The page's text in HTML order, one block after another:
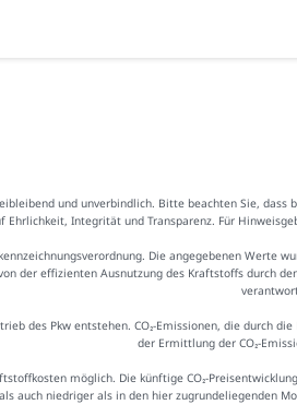
und unverbindlich. Bitte beachten Sie,
Ehrlichkeit, Integrität und Transparenz. Für
Die angegebenen Werte
der effizienten Ausnutzung des Kraftstoffs durch
des Pkw entstehen. CO₂-Emissionen, die
der Ermittlung der CO₂-
möglich. Die künftige CO₂-
auch niedriger als in den hier